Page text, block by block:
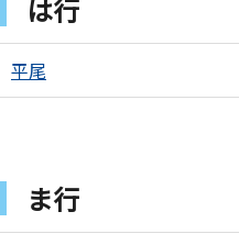
は行
平尾
ま行